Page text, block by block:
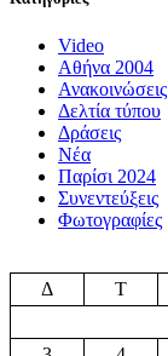
Video
Αθήνα 2004
Ανακοινώσεις
Δελτία τύπου
Δράσεις
Νέα
Παρίσι 2024
Συνεντεύξεις
Φωτογραφίες
Δ
Τ